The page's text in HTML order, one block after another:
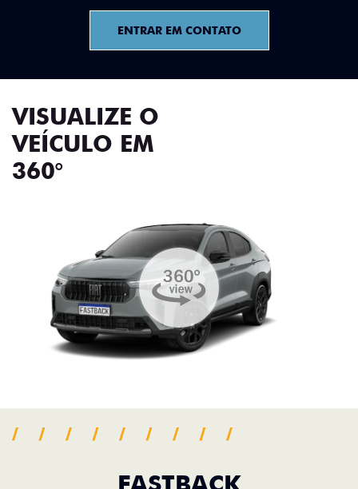
ENTRAR EM CONTATO
VISUALIZE O
VEÍCULO EM
360°